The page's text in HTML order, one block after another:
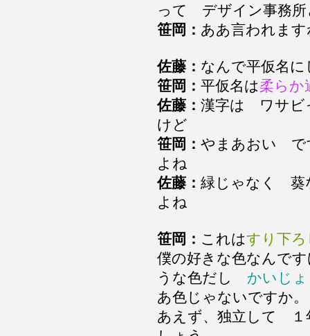
って デザイン事務所
笹岡： ああ言われます
佐藤： なんで平仮名
笹岡： 平仮名は柔らか
佐藤： 漢字は ワサビ
けど
笹岡： やまあおい
よね
佐藤： 緑じゃなく 葵
よね
笹岡： これはすり下
僕の好きな色なんで
うな色だし かいじ
あ色じゃないですか
あえず、独立して １